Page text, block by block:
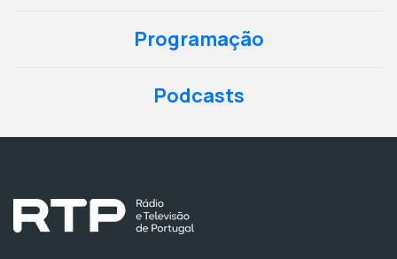
Programação
Podcasts